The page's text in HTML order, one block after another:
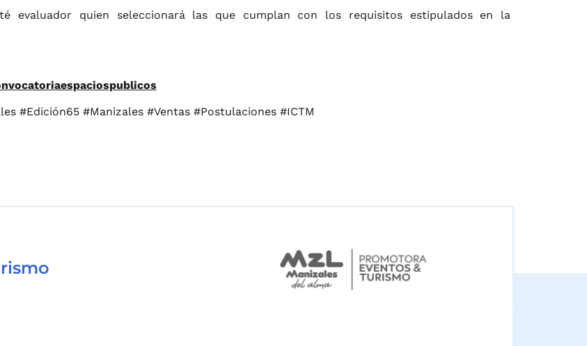
evaluador quien seleccionará las que cumplan con los requisitos estipulados en la
#Edición65 #Manizales #Ventas #Postulaciones #ICTM